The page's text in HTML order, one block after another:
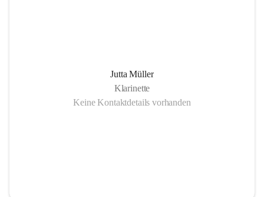
Jutta Müller
Klarinette
Keine Kontaktdetails vorhanden